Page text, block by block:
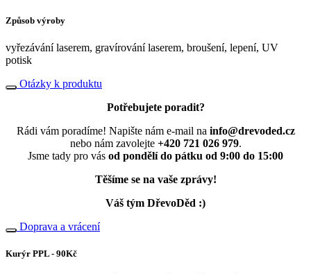
Způsob výroby
vyřezávání laserem, gravírování laserem, broušení, lepení, UV
potisk
Otázky k produktu
Potřebujete poradit?
Rádi vám poradíme! Napište nám e-mail na info@drevoded.cz
nebo nám zavolejte +420 721 026 979.
Jsme tady pro vás od pondělí do pátku od 9:00 do 15:00
Těšíme se na vaše zprávy!
Váš tým DřevoDěd :)
Doprava a vrácení
Kurýr PPL - 90Kč